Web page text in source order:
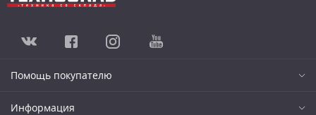
Помощь покупателю
Информация